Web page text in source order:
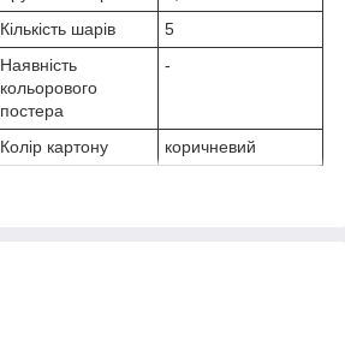
Кількість шарів
5
Наявність
кольорового
постера
-
Колір картону коричневий